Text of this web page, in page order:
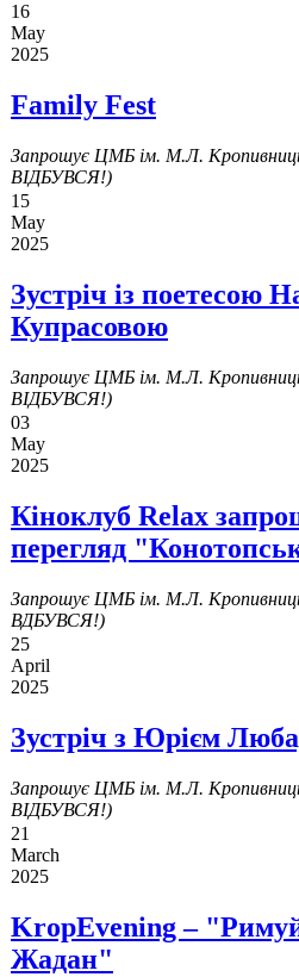
16
May
2025
Family Fest
Запрошує ЦМБ ім. М.Л.
ВІДБУВСЯ!)
15
May
2025
Зустріч із поетесою
Купрасовою
Запрошує ЦМБ ім. М.Л.
ВІДБУВСЯ!)
03
May
2025
Кіноклуб Relax
перегляд
Запрошує ЦМБ ім. М.Л.
ВДБУВСЯ!)
25
April
2025
Зустріч з Юрієм
Запрошує ЦМБ ім. М.Л.
ВІДБУВСЯ!)
21
March
2025
KropEvening –
Жадан"